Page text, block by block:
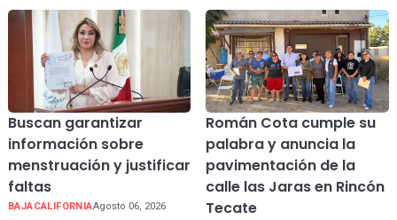
Buscan garantizar
información sobre
menstruación y justificar
faltas
BAJACALIFORNIAAgosto 06, 2026
Román Cota cumple su
palabra y anuncia la
pavimentación de la
calle las Jaras en Rincón
Tecate